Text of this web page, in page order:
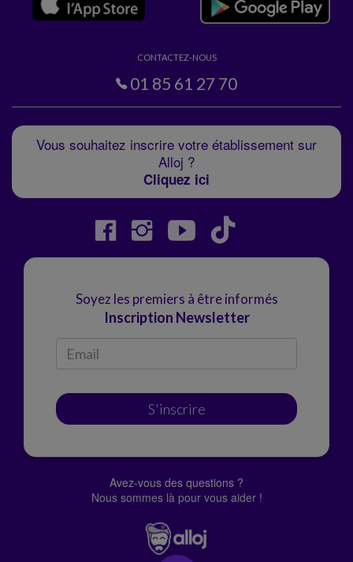
CONTACTEZ-NOUS
01 85 61 27 70
Vous souhaitez inscrire votre établissement sur
Alloj ?
Cliquez ici
Soyez les premiers à être informés
Inscription Newsletter
S'inscrire
Avez-vous des questions ?
Nous sommes là pour vous aider !